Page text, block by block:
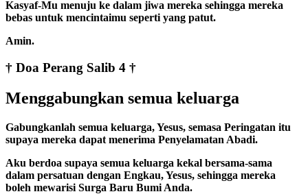
Kasyaf-Mu menuju ke dalam jiwa mereka sehingga mereka
bebas untuk mencintaimu seperti yang patut.
Amin.
† Doa Perang Salib 4 †
Menggabungkan semua keluarga
Gabungkanlah semua keluarga, Yesus, semasa Peringatan itu
supaya mereka dapat menerima Penyelamatan Abadi.
Aku berdoa supaya semua keluarga kekal bersama-sama
dalam persatuan dengan Engkau, Yesus, sehingga mereka
boleh mewarisi Surga Baru Bumi Anda.